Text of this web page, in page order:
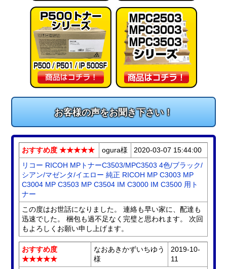
お客様の声をお聞き下さい！
おすすめ度 ★★★★★ ogura様
2020-03-07 15:44:00
リコー RICOH MPトナーC3503/MPC3503 4色/ブラック/
シアン/マゼンタ/イエロー 純正 RICOH MP C3003 MP
C3004 MP C3503 MP C3504 IM C3000 IM C3500 用ト
ナー
この度はお世話になりました。 連絡も早い家に、配達も
迅速でした。 梱包も過不足なく完璧と思われます。 次回
もよろしくお願い申し上げます。
おすすめ度
★★★★★
なおあきかずいちゆう
様
2019-10-
11